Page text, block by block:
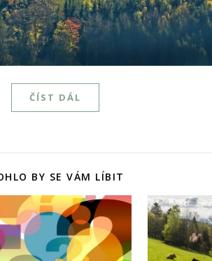
ČÍST DÁL
BY SE VÁM LÍBIT